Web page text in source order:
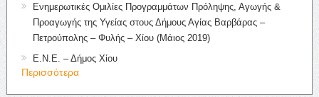
Ενημερωτικές Ομιλίες Προγραμμάτων Πρόληψης, Αγωγής &
Προαγωγής της Υγείας στους Δήμους Αγίας Βαρβάρας –
Πετρούπολης – Φυλής – Χίου (Μάιος 2019)
Ε.Ν.Ε. – Δήμος Χίου
Περισσότερα